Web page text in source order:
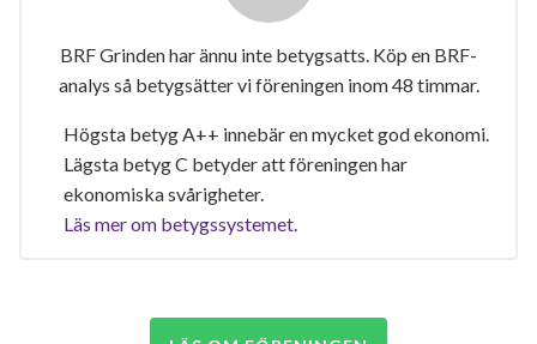
BRF Grinden har ännu inte betygsatts. Köp en BRF-
analys så betygsätter vi föreningen inom 48 timmar.
Högsta betyg A++ innebär en mycket god ekonomi.
Lägsta betyg C betyder att föreningen har
ekonomiska svårigheter.
Läs mer om betygssystemet.